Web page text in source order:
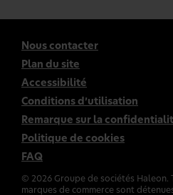
Nous contacter
Plan du site
Accessibilité
Conditions d’utilisation
Remarque sur la
Politique de cookies
FAQ
© 2026 Groupe de sociétés Haleon.
marques de commerce sont